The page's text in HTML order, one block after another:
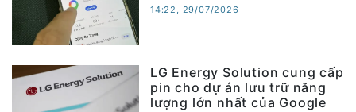
14:22, 29/07/2026
LG Energy Solution cung cấp
pin cho dự án lưu trữ năng
lượng lớn nhất của Google